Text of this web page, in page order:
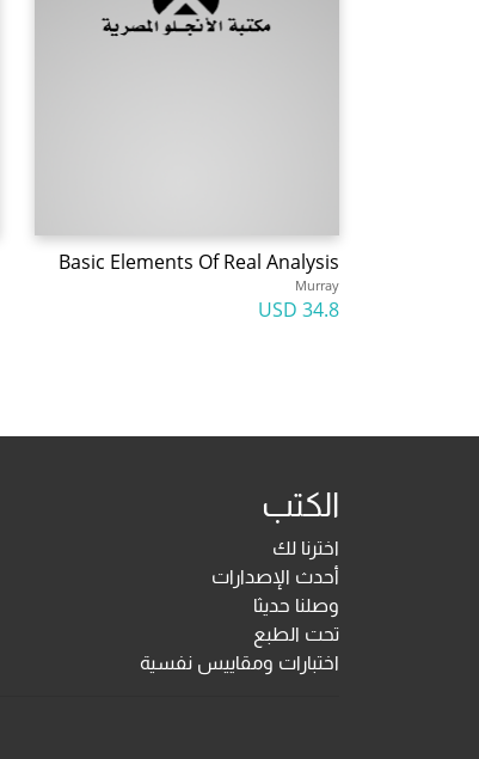
Basic Elements Of Real Analysis
Murray
34.8 USD
الكتب
اخترنا لك
أحدث الإصدارات
وصلنا حديثا
تحت الطبع
اختبارات ومقاييس نفسية